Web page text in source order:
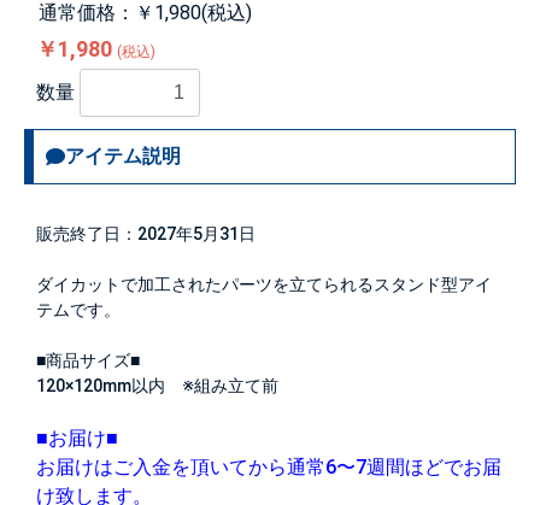
通常価格：￥1,980(税込)
￥1,980 (税込)
数量
アイテム説明
販売終了日：2027年5月31日
ダイカットで加工されたパーツを立てられるスタンド型アイ
テムです。
■商品サイズ■
120×120mm以内 ※組み立て前
■お届け■
お届けはご入金を頂いてから通常6〜7週間ほどでお届
け致します。